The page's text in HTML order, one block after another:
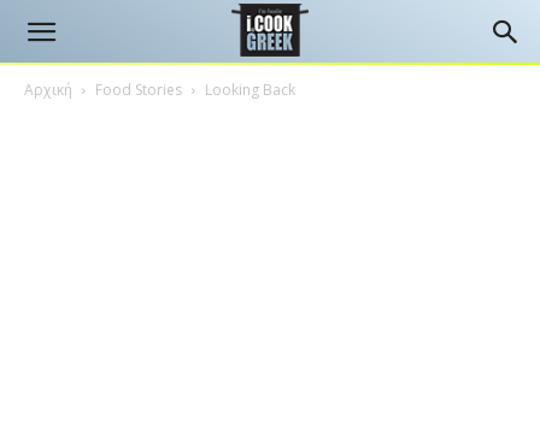
Αρχική Food Stories Looking Back